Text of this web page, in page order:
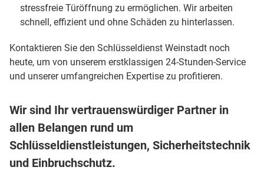
stressfreie Türöffnung zu ermöglichen. Wir arbeiten
schnell, effizient und ohne Schäden zu hinterlassen.
Kontaktieren Sie den Schlüsseldienst Weinstadt noch
heute, um von unserem erstklassigen 24-Stunden-Service
und unserer umfangreichen Expertise zu profitieren.
Wir sind Ihr vertrauenswürdiger Partner in
allen Belangen rund um
Schlüsseldienstleistungen, Sicherheitstechnik
und Einbruchschutz.